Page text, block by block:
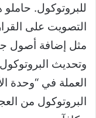
للبروتوكول.
التصويت على
مثل إضافة أصول
البروتوكول من